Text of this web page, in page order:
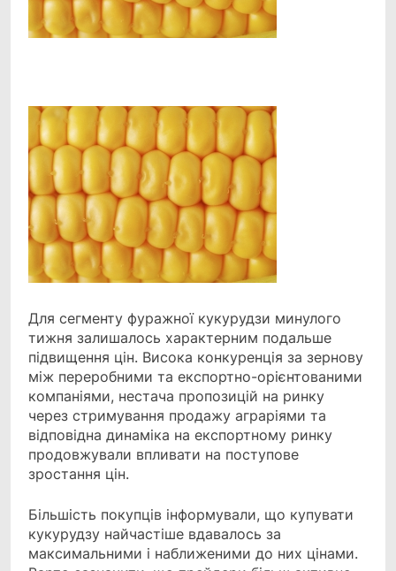
Link
Для сегменту фуражної кукурудзи минулого
тижня залишалось характерним подальше
підвищення цін. Висока конкуренція за зернову
між переробними та експортно-орієнтованими
компаніями, нестача пропозицій на ринку
через стримування продажу аграріями та
відповідна динаміка на експортному ринку
продовжували впливати на поступове
зростання цін.
Більшість покупців інформували, що купувати
кукурудзу найчастіше вдавалось за
максимальними і наближеними до них цінами.